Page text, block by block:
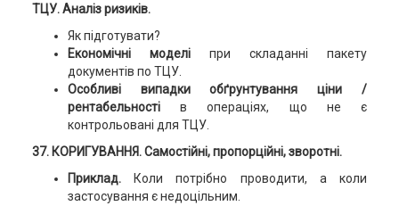
ТЦУ. Аналіз ризиків.
Як підготувати?
Економічні моделі при складанні пакету
документів по ТЦУ.
Особливі випадки обґрунтування ціни /
рентабельностів операціях, що не є
контрольовані для ТЦУ.
37. КОРИГУВАННЯ. Самостійні, пропорційні, зворотні.
Приклад.Коли потрібно проводити, а коли
застосування є недоцільним.